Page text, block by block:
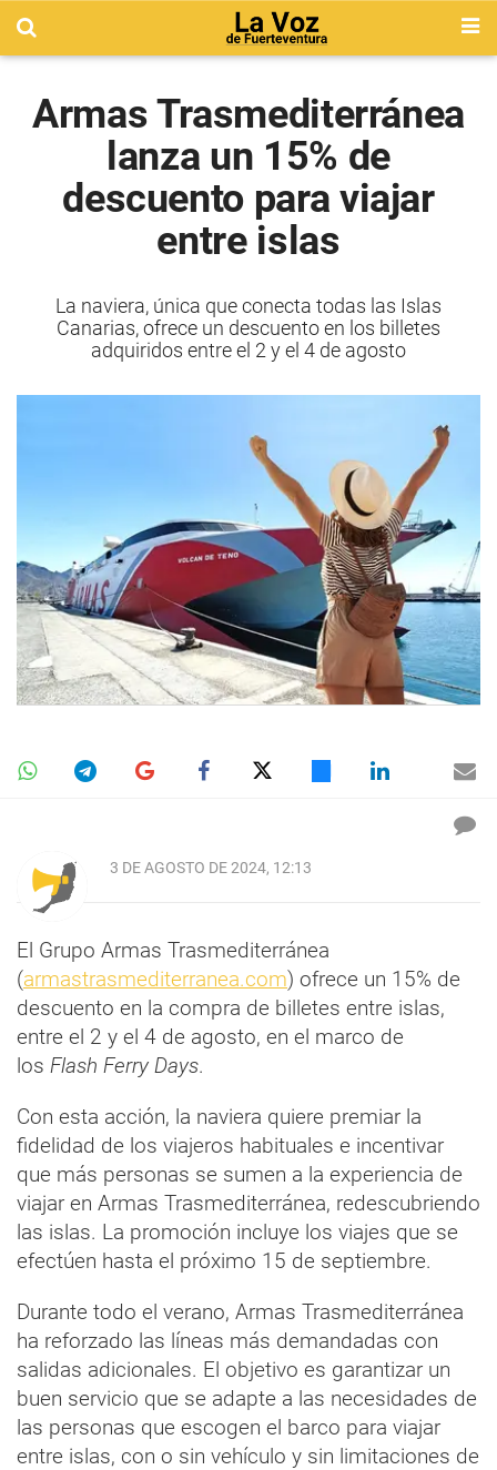
Armas Trasmediterránea
lanza un 15% de
descuento para viajar
entre islas
La naviera, única que conecta todas las Islas
Canarias, ofrece un descuento en los billetes
adquiridos entre el 2 y el 4 de agosto
3 DE AGOSTO DE 2024, 12:13
El Grupo Armas Trasmediterránea
(armastrasmediterranea.com) ofrece un 15% de
descuento en la compra de billetes entre islas,
entre el 2 y el 4 de agosto, en el marco de
los Flash Ferry Days.
Con esta acción, la naviera quiere premiar la
fidelidad de los viajeros habituales e incentivar
que más personas se sumen a la experiencia de
viajar en Armas Trasmediterránea, redescubriendo
las islas. La promoción incluye los viajes que se
efectúen hasta el próximo 15 de septiembre.
Durante todo el verano, Armas Trasmediterránea
ha reforzado las líneas más demandadas con
salidas adicionales. El objetivo es garantizar un
buen servicio que se adapte a las necesidades de
las personas que escogen el barco para viajar
entre islas, con o sin vehículo y sin limitaciones de